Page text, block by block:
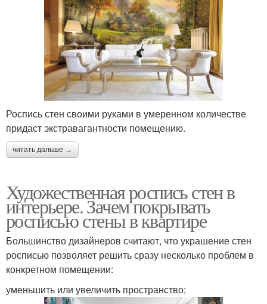
Роспись стен своими руками в умеренном количестве
придаст экстравагантности помещению.
читать дальше →
Художественная роспись стен в
интерьере. Зачем покрывать
росписью стены в квартире
Большинство дизайнеров считают, что украшение стен
росписью позволяет решить сразу несколько проблем в
конкретном помещении:
уменьшить или увеличить пространство;